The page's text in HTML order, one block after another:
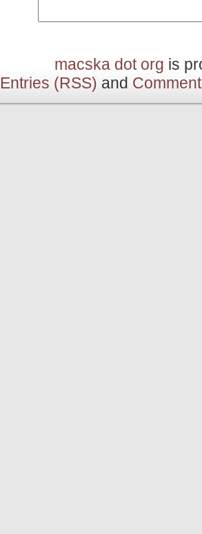
macska dot org is
Entries (RSS) and